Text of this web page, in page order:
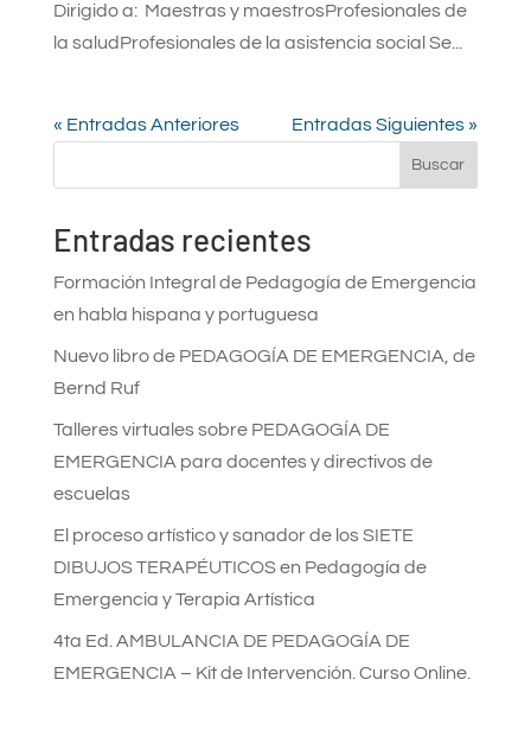
Dirigido a: Maestras y maestrosProfesionales de
la saludProfesionales de la asistencia social Se...
« Entradas Anteriores Entradas Siguientes »
Buscar
Entradas recientes
Formación Integral de Pedagogía de Emergencia
en habla hispana y portuguesa
Nuevo libro de PEDAGOGÍA DE EMERGENCIA, de
Bernd Ruf
Talleres virtuales sobre PEDAGOGÍA DE
EMERGENCIA para docentes y directivos de
escuelas
El proceso artístico y sanador de los SIETE
DIBUJOS TERAPÉUTICOS en Pedagogía de
Emergencia y Terapia Artística
4ta Ed. AMBULANCIA DE PEDAGOGÍA DE
EMERGENCIA – Kit de Intervención. Curso Online.